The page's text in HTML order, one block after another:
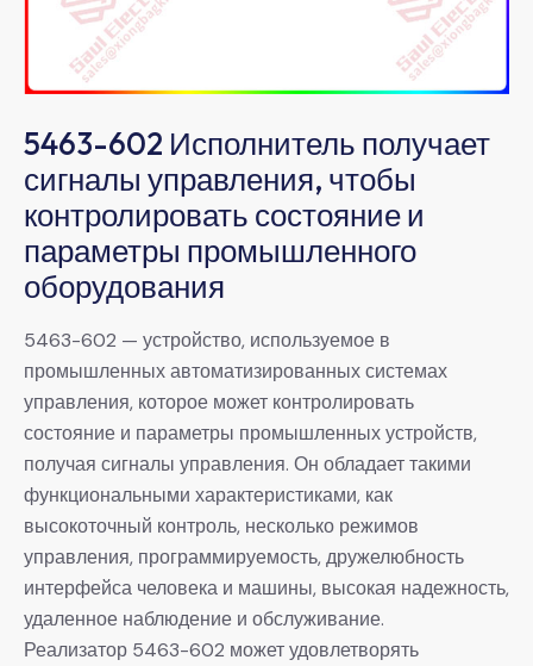
5463-602 Исполнитель получает
сигналы управления, чтобы
контролировать состояние и
параметры промышленного
оборудования
5463-602 — устройство, используемое в
промышленных автоматизированных системах
управления, которое может контролировать
состояние и параметры промышленных устройств,
получая сигналы управления. Он обладает такими
функциональными характеристиками, как
высокоточный контроль, несколько режимов
управления, программируемость, дружелюбность
интерфейса человека и машины, высокая надежность,
удаленное наблюдение и обслуживание.
Реализатор 5463-602 может удовлетворять